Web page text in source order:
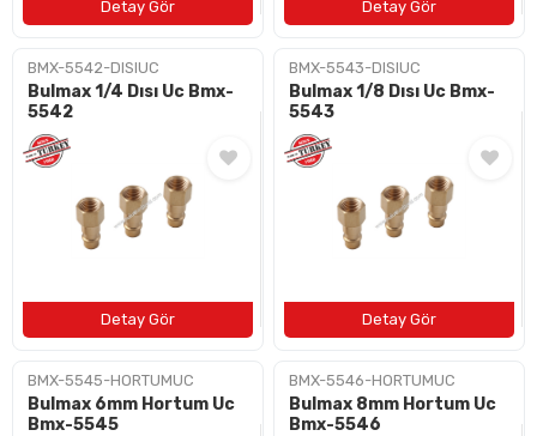
BMX-5542-DISIUC
Bulmax 1/4 Dısı Uc Bmx-
5542
BMX-5543-DISIUC
Bulmax 1/8 Dısı Uc Bmx-
5543
BMX-5545-HORTUMUC
Bulmax 6mm Hortum Uc
Bmx-5545
BMX-5546-HORTUMUC
Bulmax 8mm Hortum Uc
Bmx-5546